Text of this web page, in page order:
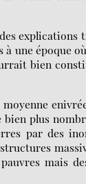
explications
une époque
bien
plus
par des
mais